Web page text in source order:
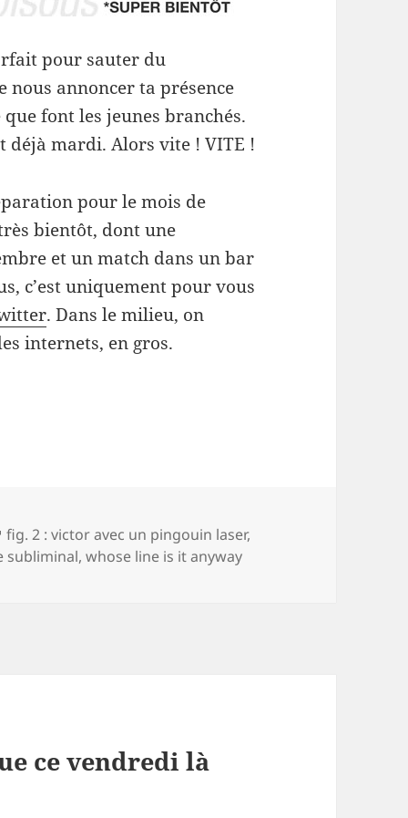
pour sauter du
annoncer ta présence
que font les jeunes branchés.
déjà mardi. Alors vite ! VITE !
pour le mois de
bientôt, dont une
et un match dans un bar
c’est uniquement pour vous
. Dans le milieu, on
internets, en gros.
Mots-
clés
fig. 2 : victor avec un pingouin laser,
subliminal,whose line is it anyway
ce vendredi là